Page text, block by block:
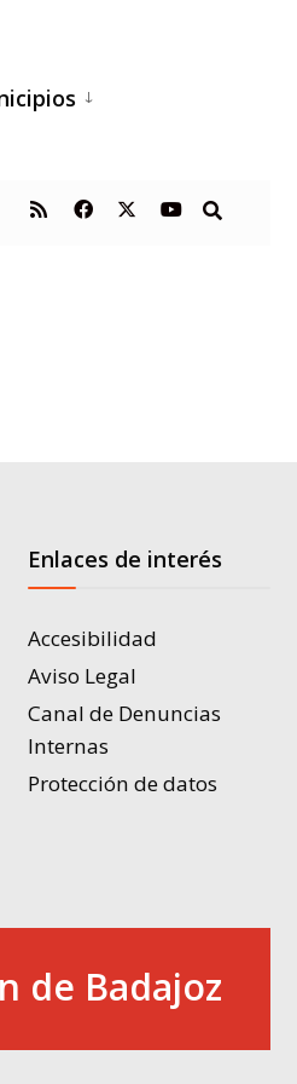
Enlaces de interés
Accesibilidad
Aviso Legal
Canal de Denuncias
Internas
Protección de datos
de Badajoz